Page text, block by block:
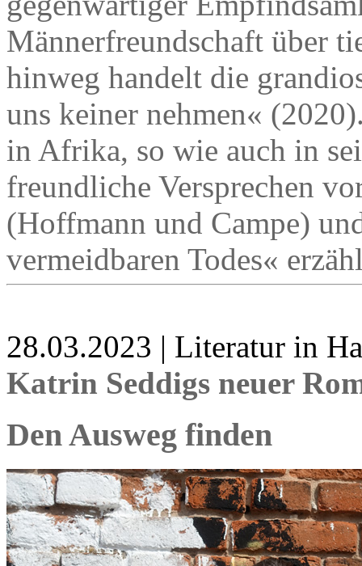
Männerfreundschaft über
hinweg handelt die
uns keiner nehmen«
in Afrika, so wie auch in
freundliche Versprechen
(Hoffmann und Campe)
vermeidbaren Todes«
28.03.2023 | Literatur in
Katrin Seddigs neuer
Den Ausweg finden